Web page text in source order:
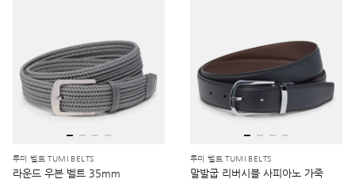
투미 벨트 TUMI BELTS
라운드 우븐 벨트 35mm
투미 벨트 TUMI BELTS
말발굽 리버시블 사피아노 가죽